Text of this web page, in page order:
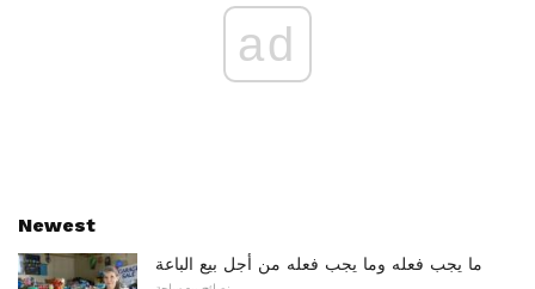
ad
Newest
ما يجب فعله وما يجب فعله من أجل بيع الباعة